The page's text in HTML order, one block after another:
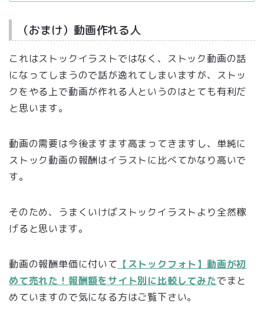
（おまけ）動画作れる人
これはストックイラストではなく、ストック動画の話
になってしまうので話が逸れてしまいますが、ストッ
クをやる上で動画が作れる人というのはとても有利だ
と思います。
動画の需要は今後ますます高まってきますし、単純に
ストック動画の報酬はイラストに比べてかなり高いで
す。
そのため、うまくいけばストックイラストより全然稼
げると思います。
動画の報酬単価に付いて 【ストックフォト】動画が初
めて売れた！報酬額をサイト別に比較してみたでまと
めていますので気になる方はご覧下さい。